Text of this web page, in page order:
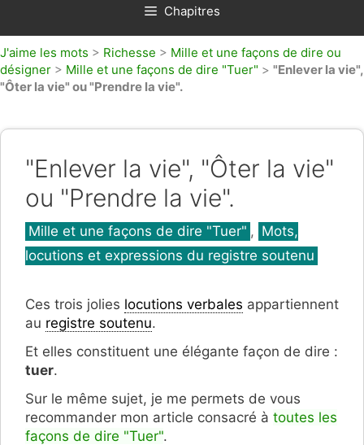
Chapitres
J'aime les mots > Richesse > Mille et une façons de dire ou
désigner > Mille et une façons de dire "Tuer" > "Enlever la vie",
"Ôter la vie" ou "Prendre la vie".
"Enlever la vie", "Ôter la vie"
ou "Prendre la vie".
Catégories
Mille et une façons de dire "Tuer" , Mots,
locutions et expressions du registre soutenu
Ces trois jolies locutions verbales appartiennent
au registre soutenu.
Et elles constituent une élégante façon de dire :
tuer.
Sur le même sujet, je me permets de vous
recommander mon article consacré à toutes les
façons de dire "Tuer".